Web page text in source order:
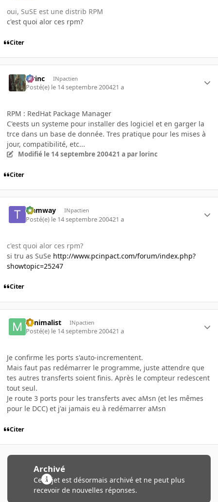
oui, SuSE est une distrib RPM
c'est quoi alor ces rpm?
Citer
lorinc INpactien
Posté(e) le 14 septembre 200421 a
RPM : RedHat Package Manager
C'eests un systeme pour installer des logiciel et en garger la
trce dans un base de donnée. Tres pratique pour les mises à
jour, compatibilité, etc...
Modifié le 14 septembre 200421 a par lorinc
Citer
tramway INpactien
Posté(e) le 14 septembre 200421 a
c'est quoi alor ces rpm?
si tru as SuSe http://www.pcinpact.com/forum/index.php?
showtopic=25247
Citer
Minimalist INpactien
Posté(e) le 14 septembre 200421 a
Je confirme les ports s'auto-incrementent.
Mais faut pas redémarrer le programme, juste attendre que
tes autres transferts soient finis. Après le compteur redescent
tout seul.
Je route 3 ports pour les transferts avec aMsn (et les mêmes
pour le DCC) et j'ai jamais eu à redémarrer aMsn
Citer
Archivé
Ce sujet est désormais archivé et ne peut plus
recevoir de nouvelles réponses.